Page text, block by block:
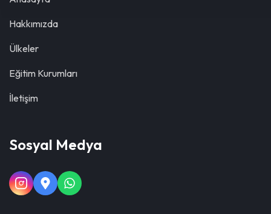
Hakkımızda
Ülkeler
Eğitim Kurumları
İletişim
Sosyal Medya